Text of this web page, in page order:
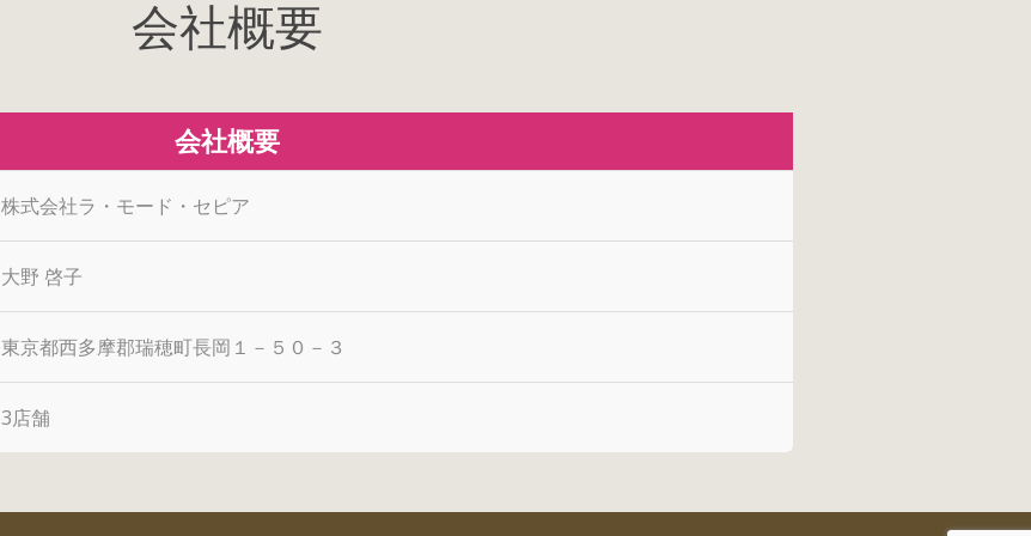
会社概要
会社概要
株式会社ラ・モード・セピア
大野 啓子
東京都西多摩郡瑞穂町長岡１－５０－３
3店舗